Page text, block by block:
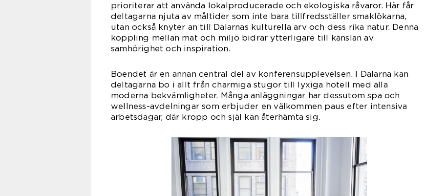
prioriterar att använda lokalproducerade och ekologiska råvaror. Här får
deltagarna njuta av måltider som inte bara tillfredsställer smaklökarna,
utan också knyter an till Dalarnas kulturella arv och dess rika natur. Denna
koppling mellan mat och miljö bidrar ytterligare till känslan av
samhörighet och inspiration.
Boendet är en annan central del av konferensupplevelsen. I Dalarna kan
deltagarna bo i allt från charmiga stugor till lyxiga hotell med alla
moderna bekvämligheter. Många anläggningar har dessutom spa och
wellness-avdelningar som erbjuder en välkommen paus efter intensiva
arbetsdagar, där kropp och själ kan återhämta sig.